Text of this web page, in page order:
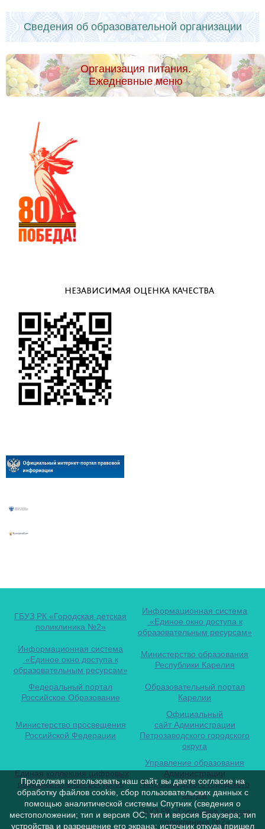
Сведения об образовательной организации
Организация питания.
Ежедневные меню
НЕЗАВИСИМАЯ ОЦЕНКА КАЧЕСТВА
ГБУЗ РК «Городская детская
поликлиника №2»
Информационная система
«Единое окно доступа к
образовательным ресурсам»
Информационная система
«Единое окно доступа к
образовательным ресурсам»
Министерство образования
Республики Карелия
Федеральный портал
Российское Образование
Образовательный портал
Карелии
Министерство просвещения
Российской Федерации
Официальный
сайт Администрации
Петрозаводского городского
округа
Единая коллекция цифровых
образовательных ресурсов
Управление образования
Администрации
Петрозаводского городского
округа
ГБУЗ РК «Городская детская
поликлиника №2»
Продолжая использовать наш сайт, вы даете согласие на
обработку файлов cookie, сбор пользовательских данных с
помощью аналитической системы Спутник (сведения о
местоположении; тип и версия ОС; тип и версия Браузера; тип
устройства и разрешение его экрана; источник откуда пришел